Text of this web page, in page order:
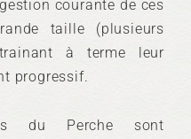
courante de ces
taille (plusieurs
à terme leur
progressif.
du Perche sont